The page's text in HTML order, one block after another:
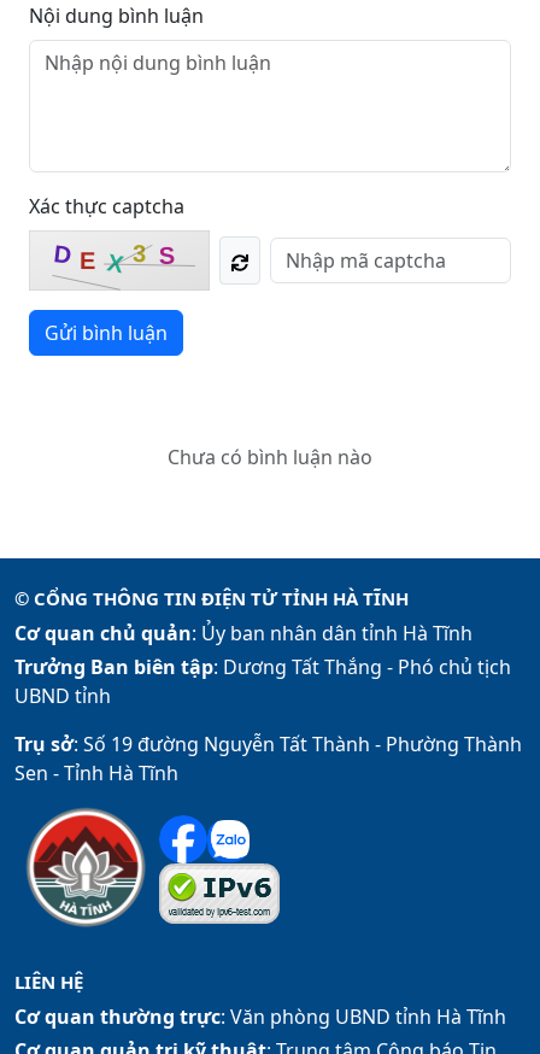
Nội dung bình luận
Xác thực captcha
D E X 3 S
Gửi bình luận
Chưa có bình luận nào
© CỔNG THÔNG TIN ĐIỆN TỬ TỈNH HÀ TĨNH
Cơ quan chủ quản: Ủy ban nhân dân tỉnh Hà Tĩnh
Trưởng Ban biên tập: Dương Tất Thắng - Phó chủ tịch
UBND tỉnh
Trụ sở: Số 19 đường Nguyễn Tất Thành - Phường Thành
Sen - Tỉnh Hà Tĩnh
LIÊN HỆ
Cơ quan thường trực: Văn phòng UBND tỉnh Hà Tĩnh